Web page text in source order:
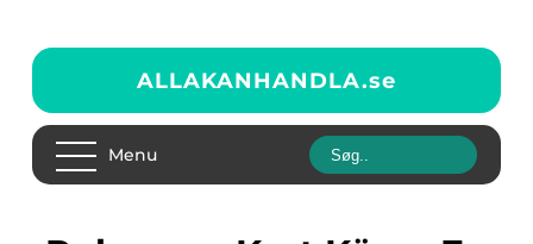
ALLAKANHANDLA.se
Menu